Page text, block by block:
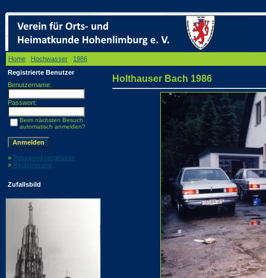
Home Hochwasser 1986
Registrierte Benutzer
Benutzername:
Passwort:
Beim nächsten Besuch
automatisch anmelden?
» Password vergessen
» Registrierung
Zufallsbild
Holthauser Bach 1986